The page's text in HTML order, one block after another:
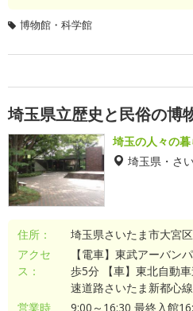
博物館・科学館
埼玉県立歴史と民俗の博
埼玉の人々の
埼玉県・さ
住所：
埼玉県さいたま市大宮
アクセ
ス：
【電車】東武アーバン
歩5分 【車】東北自動
速道路さいたま新都心
営業時
9:00～16:30 最終入館